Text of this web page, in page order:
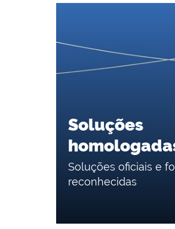
Soluções
Soluções oficiais e
reconhecidas